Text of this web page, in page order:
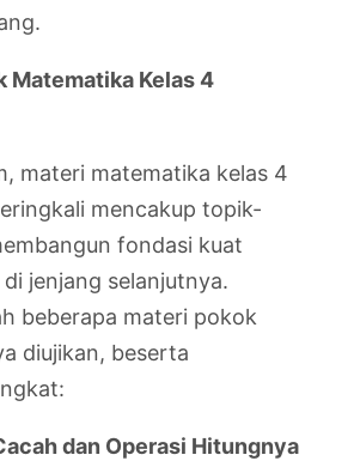
Matematika Kelas 4
materi matematika kelas 4
mencakup topik-
fondasi kuat
jenjang selanjutnya.
beberapa materi pokok
diujikan, beserta
dan Operasi Hitungnya